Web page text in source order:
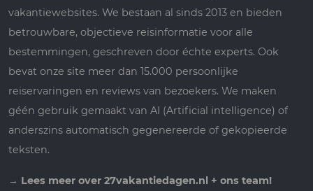
vakantiewebsites. We bestaan al sinds 2013 en bieden
betrouwbare, objectieve reisinformatie voor alle
bestemmingen, geschreven door échte experts. Ook
bevat onze site meer dan 15.000 persoonlijke
reiservaringen en reviews van bezoekers. We maken
géén gebruik gemaakt van AI (Artificial intelligence) of
anderszins automatisch gegenereerde of gekopieerde
teksten.
→ Lees meer over 27vakantiedagen.nl + ons team!